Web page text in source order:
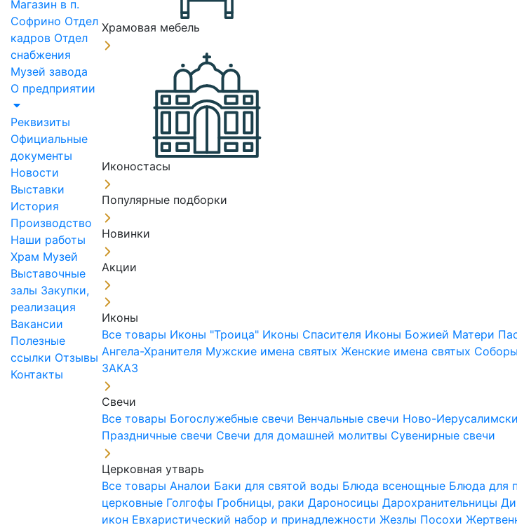
Магазин в п.
Софрино Отдел
кадров Отдел
снабжения
Музей завода
О предприятии
Реквизиты
Официальные
документы
Новости
Выставки
История
Производство
Наши работы
Храм Музей
Выставочные
залы Закупки,
реализация
Вакансии
Полезные
ссылки Отзывы
Контакты
Храмовая мебель
Иконостасы
Популярные подборки
Новинки
Акции
Иконы
Все товары Иконы "Троица" Иконы Спасителя Иконы Божией Матери
Ангела-Хранителя Мужские имена святыхЖенские имена святых
ЗАКАЗ
Свечи
Все товары Богослужебные свечи Венчальные свечи Ново-
Праздничные свечи Свечи для домашней молитвы Сувенирные свечи
Церковная утварь
Все товарыАналои Баки для святой воды Блюда всенощные Блюда для
церковные Голгофы Гробницы, ракиДароносицыДарохранительницы
икон Евхаристический набор и принадлежностиЖезлы Посохи